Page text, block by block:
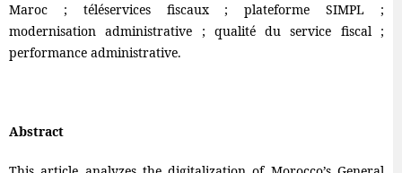
Maroc ; téléservices fiscaux ; plateforme SIMPL ;
modernisation administrative ; qualité du service fiscal ;
performance administrative.
Abstract